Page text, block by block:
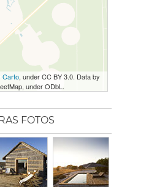
Carto, under CC BY 3.0. Data by
under ODbL.
FOTOS